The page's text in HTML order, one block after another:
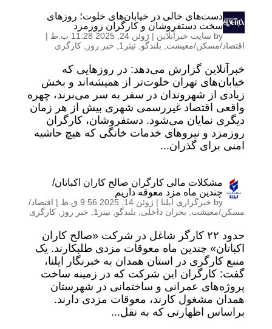
دست‌های خالی در خیابان‌های خلوت؛ روزهای
سخت دستفروشان و کارگران روزمزد
by سایت خبرآنلاین | ژوئن 24, 2025 11:28 ب.ظ
|
اقتصاد/مسکن/معیشت
بلندگو تیتر1 خبر روز کارگری
خبرآنلاین گزارش می‌دهد: در روزهایی که
خیابان‌های تهران خلوت‌تر از همیشه‌اند و بخش
زیادی از شهروندان در سفر به سر می‌برند، چهره
واقعی اقتصاد غیررسمی شهری بیش از هر زمان
دیگری نمایان می‌شود. دستفروشان، کارگران
روزمزد و نیروهای خدمات خانگی که هیچ حاشیه
امنی برای گذران...
مشکلات مالی کارگران صالح کاران اکباتان/
چندین ماه مزد معوقه داریم
by خبرگزاری ایلنا | ژوئن 14, 2025 9:56 ق.ظ | اقتصاد/
مسکن/معیشت
بحران داخلی بلندگو تیتر1 خبر روز کارگری
حدود ۲۲ کارگر شاغل در شرکت «صالح کاران
اکباتان» چندین ماه معوقات مزدی طلبکارند. یک
منبع کارگری در استان همدان به خبرنگار ایلنا،
گفت: کارگران این شرکت که در زمینه ساخت
پروژه‌های عمرانی و ساختمانی در شهرستان
همدان مشغول کارند، معوقات مزدی دارند.
براساس اظهارتی که به نقل...